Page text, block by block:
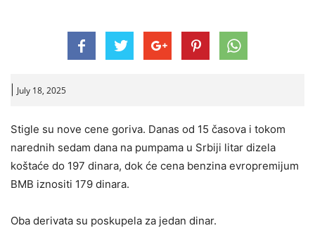
July 18, 2025
Stigle su nove cene goriva. Danas od 15 časova i tokom
narednih sedam dana na pumpama u Srbiji litar dizela
koštaće do 197 dinara, dok će cena benzina evropremijum
BMB iznositi 179 dinara.
Oba derivata su poskupela za jedan dinar.